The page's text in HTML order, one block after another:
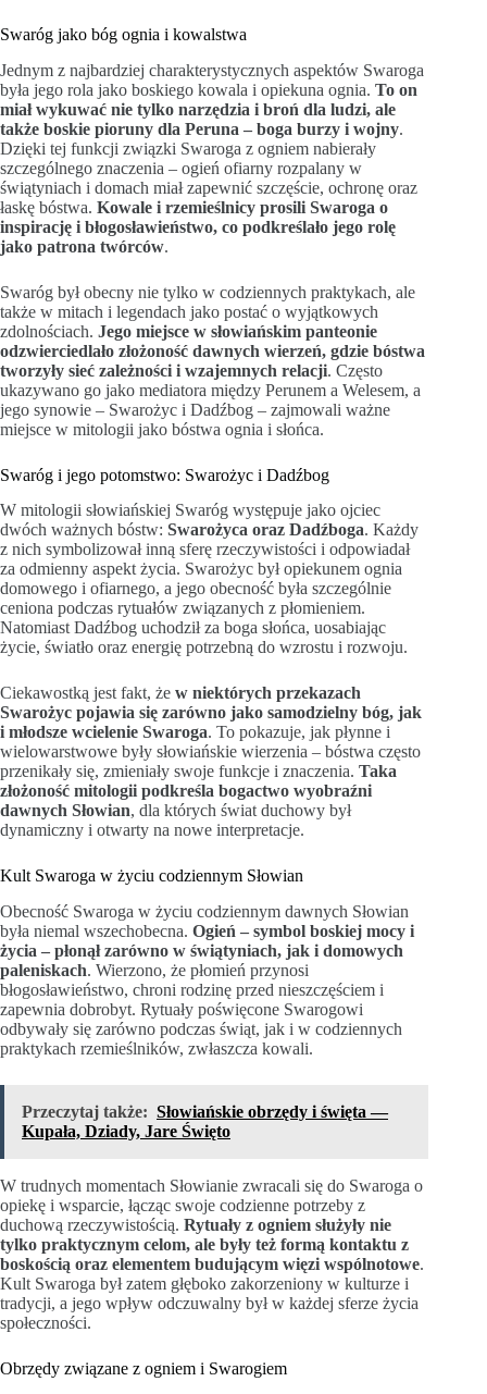
Swaróg jako bóg ognia i kowalstwa
Jednym z najbardziej charakterystycznych aspektów Swaroga
była jego rola jako boskiego kowala i opiekuna ognia. To on
miał wykuwać nie tylko narzędzia i broń dla ludzi, ale
także boskie pioruny dla Peruna – boga burzy i wojny.
Dzięki tej funkcji związki Swaroga z ogniem nabierały
szczególnego znaczenia – ogień ofiarny rozpalany w
świątyniach i domach miał zapewnić szczęście, ochronę oraz
łaskę bóstwa. Kowale i rzemieślnicy prosili Swaroga o
inspirację i błogosławieństwo, co podkreślało jego rolę
jako patrona twórców.
Swaróg był obecny nie tylko w codziennych praktykach, ale
także w mitach i legendach jako postać o wyjątkowych
zdolnościach. Jego miejsce w słowiańskim panteonie
odzwierciedlało złożoność dawnych wierzeń, gdzie bóstwa
tworzyły sieć zależności i wzajemnych relacji. Często
ukazywano go jako mediatora między Perunem a Welesem, a
jego synowie – Swarożyc i Dadźbog – zajmowali ważne
miejsce w mitologii jako bóstwa ognia i słońca.
Swaróg i jego potomstwo: Swarożyc i Dadźbog
W mitologii słowiańskiej Swaróg występuje jako ojciec
dwóch ważnych bóstw: Swarożyca oraz Dadźboga. Każdy
z nich symbolizował inną sferę rzeczywistości i odpowiadał
za odmienny aspekt życia. Swarożyc był opiekunem ognia
domowego i ofiarnego, a jego obecność była szczególnie
ceniona podczas rytuałów związanych z płomieniem.
Natomiast Dadźbog uchodził za boga słońca, uosabiając
życie, światło oraz energię potrzebną do wzrostu i rozwoju.
Ciekawostką jest fakt, że w niektórych przekazach
Swarożyc pojawia się zarówno jako samodzielny bóg, jak
i młodsze wcielenie Swaroga. To pokazuje, jak płynne i
wielowarstwowe były słowiańskie wierzenia – bóstwa często
przenikały się, zmieniały swoje funkcje i znaczenia. Taka
złożoność mitologii podkreśla bogactwo wyobraźni
dawnych Słowian, dla których świat duchowy był
dynamiczny i otwarty na nowe interpretacje.
Kult Swaroga w życiu codziennym Słowian
Obecność Swaroga w życiu codziennym dawnych Słowian
była niemal wszechobecna. Ogień – symbol boskiej mocy i
życia – płonął zarówno w świątyniach, jak i domowych
paleniskach. Wierzono, że płomień przynosi
błogosławieństwo, chroni rodzinę przed nieszczęściem i
zapewnia dobrobyt. Rytuały poświęcone Swarogowi
odbywały się zarówno podczas świąt, jak i w codziennych
praktykach rzemieślników, zwłaszcza kowali.
Przeczytaj także: Słowiańskie obrzędy i święta —
Kupała, Dziady, Jare Święto
W trudnych momentach Słowianie zwracali się do Swaroga o
opiekę i wsparcie, łącząc swoje codzienne potrzeby z
duchową rzeczywistością. Rytuały z ogniem służyły nie
tylko praktycznym celom, ale były też formą kontaktu z
boskością oraz elementem budującym więzi wspólnotowe.
Kult Swaroga był zatem głęboko zakorzeniony w kulturze i
tradycji, a jego wpływ odczuwalny był w każdej sferze życia
społeczności.
Obrzędy związane z ogniem i Swarogiem